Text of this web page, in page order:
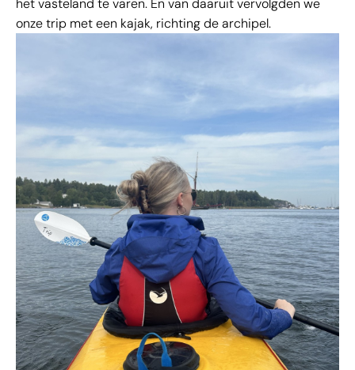
het vasteland te varen. En van daaruit vervolgden we
onze trip met een kajak, richting de archipel.